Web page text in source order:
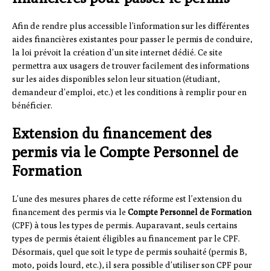
Afin de rendre plus accessible l’information sur les différentes
aides financières existantes pour passer le permis de conduire,
la loi prévoit la création d’un site internet dédié. Ce site
permettra aux usagers de trouver facilement des informations
sur les aides disponibles selon leur situation (étudiant,
demandeur d’emploi, etc.) et les conditions à remplir pour en
bénéficier.
Extension du financement des
permis via le Compte Personnel de
Formation
L’une des mesures phares de cette réforme est l’extension du
financement des permis via le Compte Personnel de Formation
(CPF) à tous les types de permis. Auparavant, seuls certains
types de permis étaient éligibles au financement par le CPF.
Désormais, quel que soit le type de permis souhaité (permis B,
moto, poids lourd, etc.), il sera possible d’utiliser son CPF pour